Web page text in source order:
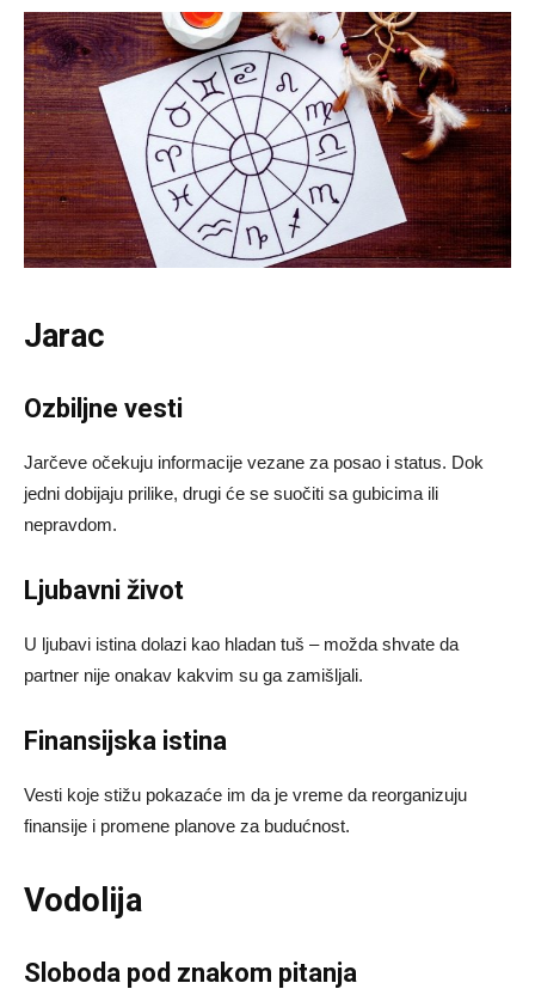
Jarac
Ozbiljne vesti
Jarčeve očekuju informacije vezane za posao i status. Dok
jedni dobijaju prilike, drugi će se suočiti sa gubicima ili
nepravdom.
Ljubavni život
U ljubavi istina dolazi kao hladan tuš – možda shvate da
partner nije onakav kakvim su ga zamišljali.
Finansijska istina
Vesti koje stižu pokazaće im da je vreme da reorganizuju
finansije i promene planove za budućnost.
Vodolija
Sloboda pod znakom pitanja